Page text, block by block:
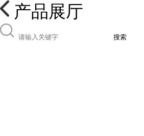
产品展厅
搜索